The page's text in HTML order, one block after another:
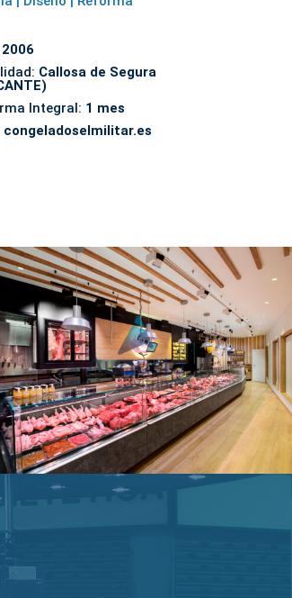
2006
Callosa de Segura
Integral: 1 mes
congeladoselmilitar.es